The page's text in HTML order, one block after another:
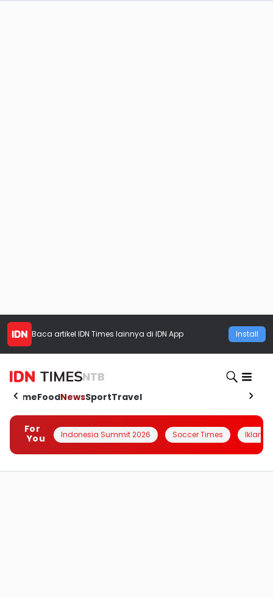
Baca artikel IDN Times lainnya di IDN App Install
NTB
HomeFoodNewsSportTravel
For
You
Indonesia Summit 2026 Soccer Times Iklanin